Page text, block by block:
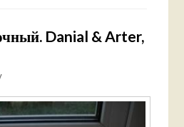
Danial & Arter,